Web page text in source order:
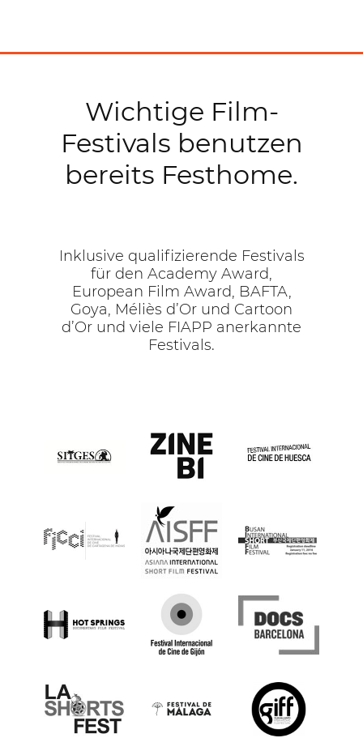
Wichtige Film-
Festivals benutzen
bereits Festhome.
Inklusive qualifizierende Festivals
für den Academy Award,
European Film Award, BAFTA,
Goya, Méliès d’Or und Cartoon
d’Or und viele FIAPP anerkannte
Festivals.